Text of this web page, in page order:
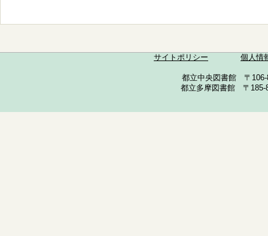
サイトポリシー 個人情
都立中央図書館 〒
都立多摩図書館 〒185-